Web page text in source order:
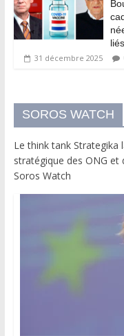
31 décembre 2025
SOROS WATCH
Le think tank Strategika
stratégique des ONG
Soros Watch